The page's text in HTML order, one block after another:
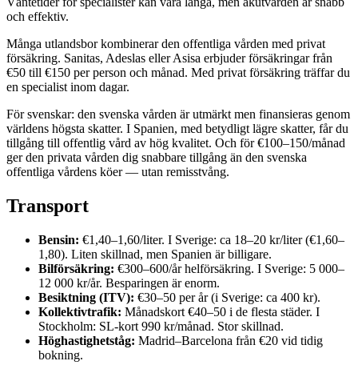
och effektiv.
Många utlandsbor kombinerar den offentliga vården med privat
försäkring. Sanitas, Adeslas eller Asisa erbjuder försäkringar från
€50 till €150 per person och månad. Med privat försäkring träffar du
en specialist inom dagar.
För svenskar: den svenska vården är utmärkt men finansieras genom
världens högsta skatter. I Spanien, med betydligt lägre skatter, får du
tillgång till offentlig vård av hög kvalitet. Och för €100–150/månad
ger den privata vården dig snabbare tillgång än den svenska
offentliga vårdens köer — utan remisstvång.
Transport
Bensin: €1,40–1,60/liter. I Sverige: ca 18–20 kr/liter (€1,60–
1,80). Liten skillnad, men Spanien är billigare.
Bilförsäkring: €300–600/år helförsäkring. I Sverige: 5 000–
12 000 kr/år. Besparingen är enorm.
Besiktning (ITV): €30–50 per år (i Sverige: ca 400 kr).
Kollektivtrafik: Månadskort €40–50 i de flesta städer. I
Stockholm: SL-kort 990 kr/månad. Stor skillnad.
Höghastighetståg: Madrid–Barcelona från €20 vid tidig
bokning.